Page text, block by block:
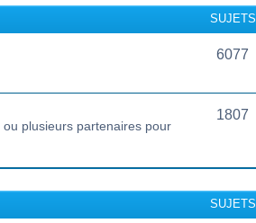
SUJETS
6077
plusieurs partenaires pour
1807
SUJETS